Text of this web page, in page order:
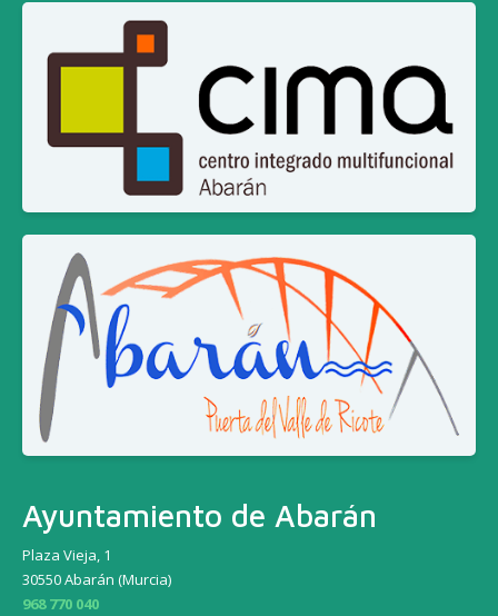
Ayuntamiento de Abarán
Plaza Vieja, 1
30550 Abarán (Murcia)
968 770 040